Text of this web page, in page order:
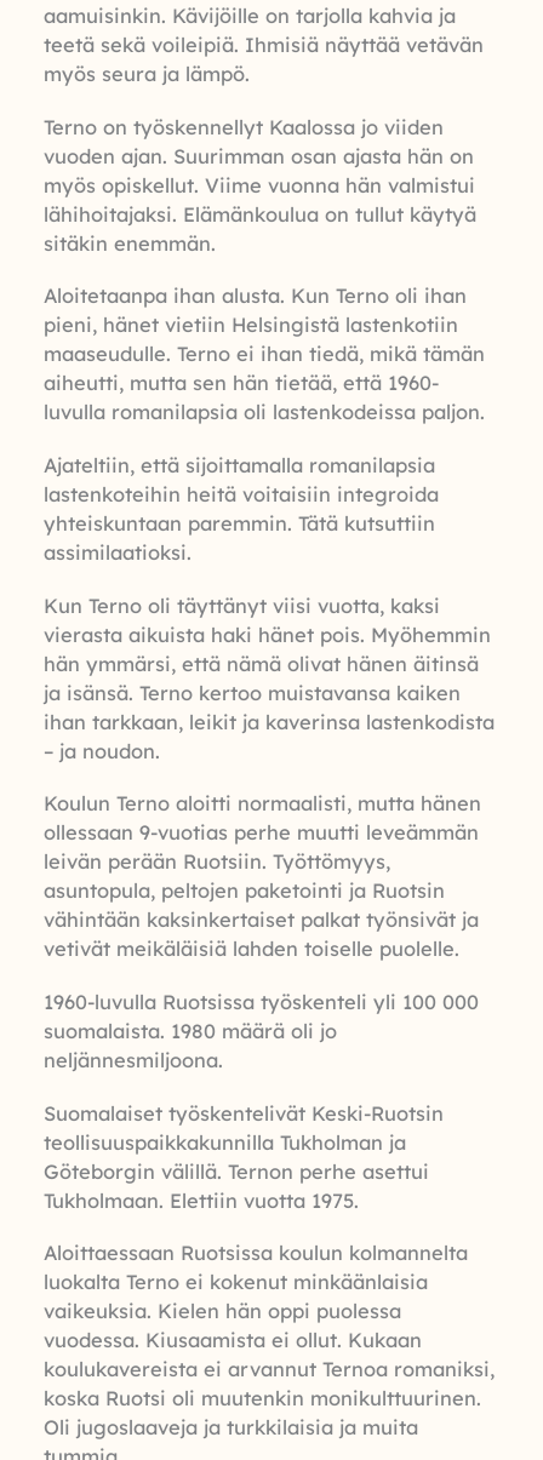
aamuisinkin. Kävijöille on tarjolla kahvia ja
teetä sekä voileipiä. Ihmisiä näyttää vetävän
myös seura ja lämpö.
Terno on työskennellyt Kaalossa jo viiden
vuoden ajan. Suurimman osan ajasta hän on
myös opiskellut. Viime vuonna hän valmistui
lähihoitajaksi. Elämänkoulua on tullut käytyä
sitäkin enemmän.
Aloitetaanpa ihan alusta. Kun Terno oli ihan
pieni, hänet vietiin Helsingistä lastenkotiin
maaseudulle. Terno ei ihan tiedä, mikä tämän
aiheutti, mutta sen hän tietää, että 1960-
luvulla romanilapsia oli lastenkodeissa paljon.
Ajateltiin, että sijoittamalla romanilapsia
lastenkoteihin heitä voitaisiin integroida
yhteiskuntaan paremmin. Tätä kutsuttiin
assimilaatioksi.
Kun Terno oli täyttänyt viisi vuotta, kaksi
vierasta aikuista haki hänet pois. Myöhemmin
hän ymmärsi, että nämä olivat hänen äitinsä
ja isänsä. Terno kertoo muistavansa kaiken
ihan tarkkaan, leikit ja kaverinsa lastenkodista
– ja noudon.
Koulun Terno aloitti normaalisti, mutta hänen
ollessaan 9-vuotias perhe muutti leveämmän
leivän perään Ruotsiin. Työttömyys,
asuntopula, peltojen paketointi ja Ruotsin
vähintään kaksinkertaiset palkat työnsivät ja
vetivät meikäläisiä lahden toiselle puolelle.
1960-luvulla Ruotsissa työskenteli yli 100 000
suomalaista. 1980 määrä oli jo
neljännesmiljoona.
Suomalaiset työskentelivät Keski-Ruotsin
teollisuuspaikkakunnilla Tukholman ja
Göteborgin välillä. Ternon perhe asettui
Tukholmaan. Elettiin vuotta 1975.
Aloittaessaan Ruotsissa koulun kolmannelta
luokalta Terno ei kokenut minkäänlaisia
vaikeuksia. Kielen hän oppi puolessa
vuodessa. Kiusaamista ei ollut. Kukaan
koulukavereista ei arvannut Ternoa romaniksi,
koska Ruotsi oli muutenkin monikulttuurinen.
Oli jugoslaaveja ja turkkilaisia ja muita